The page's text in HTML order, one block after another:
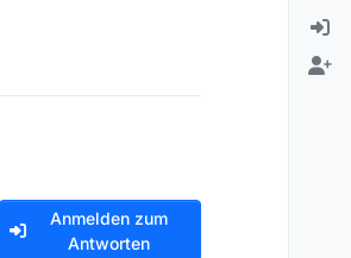
Anmelden zum
Antworten